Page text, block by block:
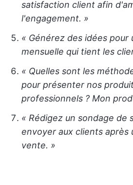
satisfaction client afin
l'engagement. »
« Générez des idées
mensuelle qui tient les
« Quelles sont les
pour présenter nos
professionnels ? Mon
« Rédigez un sondage de
envoyer aux clients après
vente. »